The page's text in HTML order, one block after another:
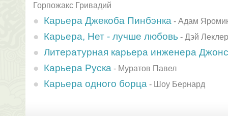
Горпожакс Гривадий
Карьера Джекоба Пинбэнка - Адам
Карьера, Нет - лучше любовь - Дэй Леклер
Литературная карьера инженера
Карьера Руска - Муратов Павел
Карьера одного борца - Шоу Бернард